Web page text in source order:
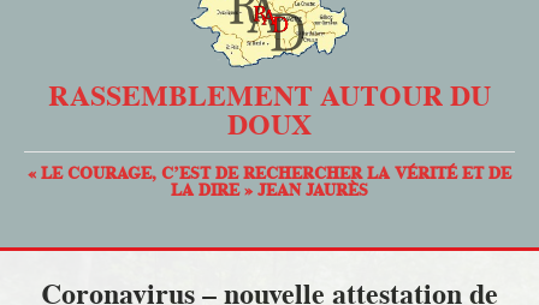
RASSEMBLEMENT AUTOUR DU
DOUX
« LE COURAGE, C’EST DE RECHERCHER LA VÉRITÉ ET DE
LA DIRE » JEAN JAURÈS
Coronavirus – nouvelle attestation de